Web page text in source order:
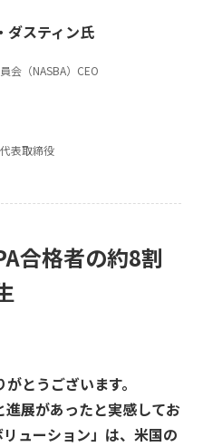
ダスティン氏
会（NASBA）CEO
表取締役
合格者の約8割
とうございます。
展があったと実感してお
ューション」は、米国の